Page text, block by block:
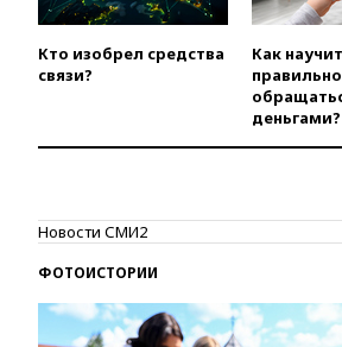
Кто изобрел средства
связи?
Как
правильно
деньгами?
Новости СМИ2
ФОТОИСТОРИИ